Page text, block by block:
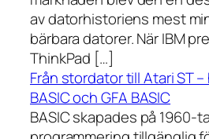
av datorhistoriens mest
bärbara datorer. När IBM
ThinkPad […]
Från stordator till Atari ST
BASIC och GFA BASIC
BASIC skapades på 1960-